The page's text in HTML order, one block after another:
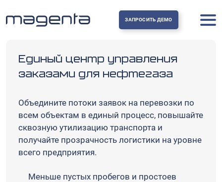
ЗАПРОСИТЬ ДЕМО
Единый центр управления
заказами для нефтегаза
Объедините потоки заявок на перевозки по
всем объектам в единый процесс, повышайте
сквозную утилизацию транспорта и
получайте прозрачность логистики на уровне
всего предприятия.
Меньше пустых пробегов и простоев